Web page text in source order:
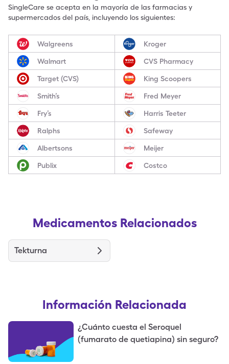
SingleCare se acepta en la mayoría de las farmacias y
supermercados del país, incluyendo los siguientes:
Walgreens Kroger
Walmart CVS Pharmacy
Target (CVS) King Scoopers
Smith’s Fred Meyer
Fry’s Harris Teeter
Ralphs Safeway
Albertsons Meijer
Publix Costco
Medicamentos Relacionados
Tekturna
Información Relacionada
¿Cuánto cuesta el Seroquel
(fumarato de quetiapina) sin seguro?